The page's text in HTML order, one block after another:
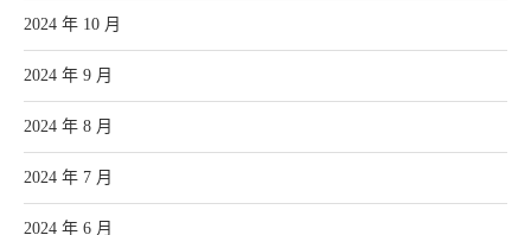
2024 年 10 月
2024 年 9 月
2024 年 8 月
2024 年 7 月
2024 年 6 月